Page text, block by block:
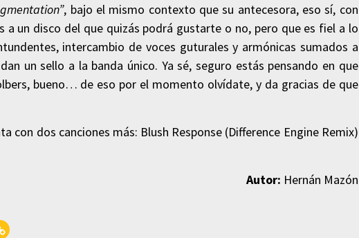
, bajo el mismo contexto que su antecesora, eso sí, con
a un disco del que quizás podrá gustarte o no, pero que es fiel a lo
intercambio de voces guturales y armónicas sumados a
un sello a la banda único. Ya sé, seguro estás pensando en que
bueno… de eso por el momento olvídate, y da gracias de que
con dos canciones más: Blush Response (Difference Engine Remix)
Autor: Hernán Mazón